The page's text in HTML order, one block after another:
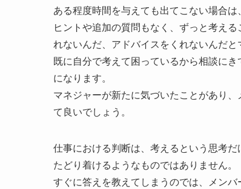
ある程度時間を与えても出てこない場合
ヒントや追加の質問もなく、ずっと考え
れないんだ、アドバイスをくれないんだと
既に自分で考えて困っているから相談に
になります。
マネジャーが新たに気づいたことがあり
て良いでしょう。
仕事における判断は、考えるという思考
たどり着けるようなものではありません。
すぐに答えを教えてしまうのでは、メン